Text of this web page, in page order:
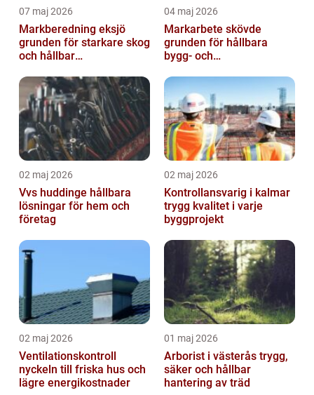
07 maj 2026
Markberedning eksjö
grunden för starkare skog
och hållbar
04 maj 2026
Markarbete skövde
grunden för hållbara
bygg- och
02 maj 2026
Vvs huddinge hållbara
lösningar för hem och
företag
02 maj 2026
Kontrollansvarig i kalmar
trygg kvalitet i varje
byggprojekt
02 maj 2026
Ventilationskontroll
nyckeln till friska hus och
lägre energikostnader
01 maj 2026
Arborist i västerås trygg,
säker och hållbar
hantering av träd